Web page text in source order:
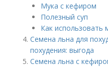
Мука с кефиром
Полезный суп
Как использовать
Семена льна для
похудения: выгода
Семена льна с